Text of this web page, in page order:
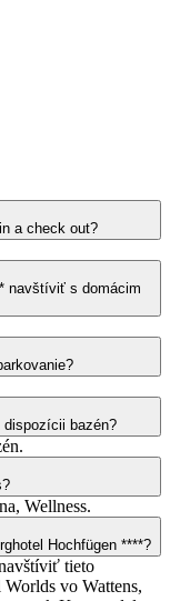
a check out?
navštíviť s domácim
bazén?
Wellness.
Hochfügen ****?
tieto
vo Wattens,